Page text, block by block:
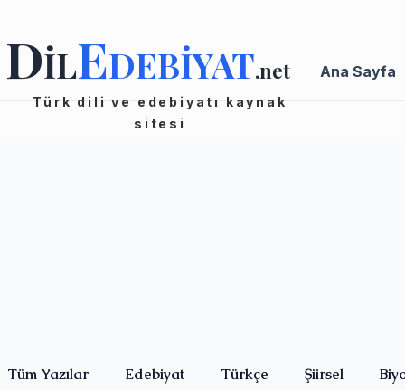
DİLEDEBİYAT.net Ana Sayfa
Türk dili ve edebiyatı kaynak
sitesi
Tüm Yazılar Edebiyat Türkçe Şiirsel